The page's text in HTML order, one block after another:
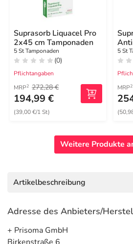
Suprasorb Liquacel Pro
2x45 cm Tamponaden
5 St Tamponaden
(0)
Pflichtangaben
MRP2 272,28 €
194,99 €
(39,00 €/1 St)
5 St
MRP2
Weitere Produkte
Artikelbeschreibung
Adresse des Anbieters/
+ Prisoma GmbH